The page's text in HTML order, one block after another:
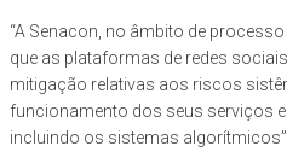
“A Senacon, no âmbito de
que as plataformas de redes
mitigação relativas aos riscos
funcionamento dos seus serviços
incluindo os sistemas